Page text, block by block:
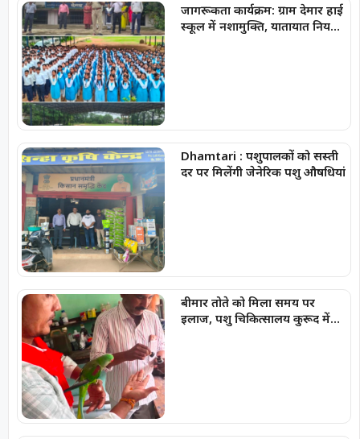
जागरूकता कार्यक्रम: ग्राम देमार हाई
स्कूल में नशामुक्ति, यातायात नियमों
Dhamtari : पशुपालकों को सस्ती
दर पर मिलेंगी जेनेरिक पशु औषधियां
बीमार तोते को मिला समय पर
इलाज, पशु चिकित्सालय कुरूद में